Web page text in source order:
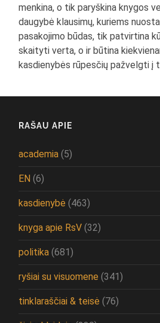
menkina, o tik paryškina knygos
daugybė klausimų, kuriems
pasakojimo būdas, tik patvirtina
skaityti verta, o ir būtina
kasdienybės rūpesčių pažvelgti į
RAŠAU APIE
academia (5)
EN (6)
kasdienybė (463)
knyga apie RsV (32)
politika (681)
ryšiai su visuomene (341)
tinklaraščiai & teisė (76)